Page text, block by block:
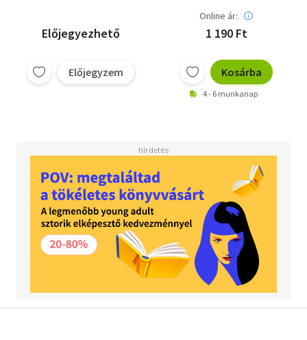
Előjegyezhető
Előjegyzem
Online ár:
1 190 Ft
Kosárba
4 - 6 munkanap